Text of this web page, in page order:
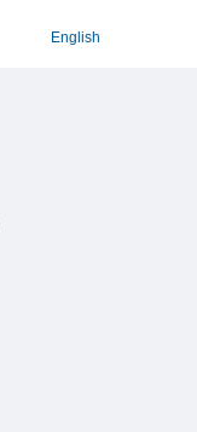
English